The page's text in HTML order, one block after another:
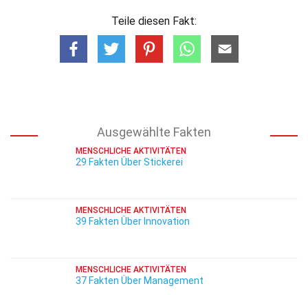
Teile diesen Fakt:
Ausgewählte Fakten
MENSCHLICHE AKTIVITÄTEN
29 Fakten Über Stickerei
MENSCHLICHE AKTIVITÄTEN
39 Fakten Über Innovation
MENSCHLICHE AKTIVITÄTEN
37 Fakten Über Management